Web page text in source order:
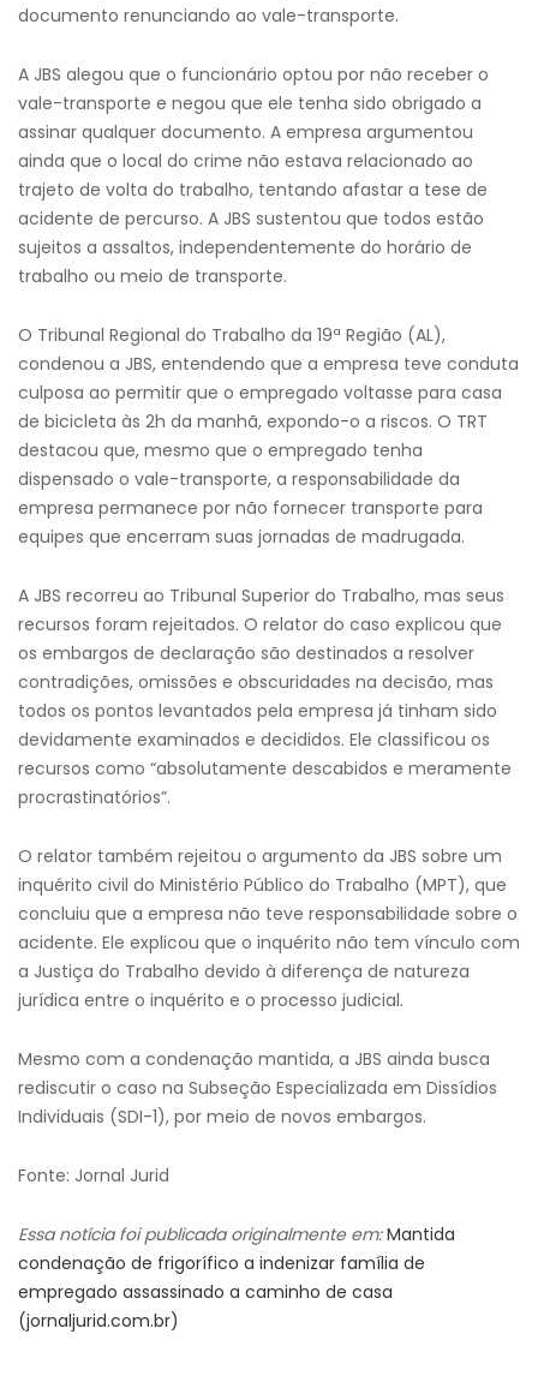
documento renunciando ao vale-transporte.
A JBS alegou que o funcionário optou por não receber o
vale-transporte e negou que ele tenha sido obrigado a
assinar qualquer documento. A empresa argumentou
ainda que o local do crime não estava relacionado ao
trajeto de volta do trabalho, tentando afastar a tese de
acidente de percurso. A JBS sustentou que todos estão
sujeitos a assaltos, independentemente do horário de
trabalho ou meio de transporte.
O Tribunal Regional do Trabalho da 19ª Região (AL),
condenou a JBS, entendendo que a empresa teve conduta
culposa ao permitir que o empregado voltasse para casa
de bicicleta às 2h da manhã, expondo-o a riscos. O TRT
destacou que, mesmo que o empregado tenha
dispensado o vale-transporte, a responsabilidade da
empresa permanece por não fornecer transporte para
equipes que encerram suas jornadas de madrugada.
A JBS recorreu ao Tribunal Superior do Trabalho, mas seus
recursos foram rejeitados. O relator do caso explicou que
os embargos de declaração são destinados a resolver
contradições, omissões e obscuridades na decisão, mas
todos os pontos levantados pela empresa já tinham sido
devidamente examinados e decididos. Ele classificou os
recursos como “absolutamente descabidos e meramente
procrastinatórios”.
O relator também rejeitou o argumento da JBS sobre um
inquérito civil do Ministério Público do Trabalho (MPT), que
concluiu que a empresa não teve responsabilidade sobre o
acidente. Ele explicou que o inquérito não tem vínculo com
a Justiça do Trabalho devido à diferença de natureza
jurídica entre o inquérito e o processo judicial.
Mesmo com a condenação mantida, a JBS ainda busca
rediscutir o caso na Subseção Especializada em Dissídios
Individuais (SDI-1), por meio de novos embargos.
Fonte: Jornal Jurid
Essa notícia foi publicada originalmente em: Mantida
condenação de frigorífico a indenizar família de
empregado assassinado a caminho de casa
(jornaljurid.com.br)